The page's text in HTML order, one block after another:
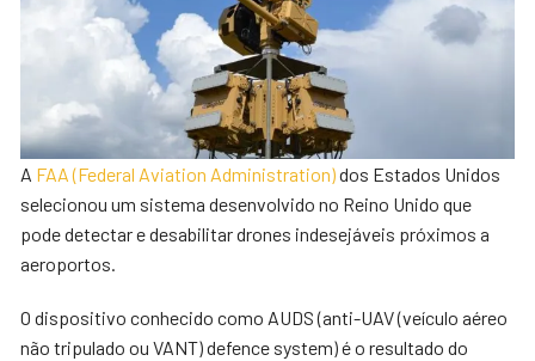
A FAA (Federal Aviation Administration)dos Estados Unidos
selecionou um sistema desenvolvido no Reino Unido que
pode detectar e desabilitar drones indesejáveis próximos a
aeroportos.
O dispositivo conhecido como AUDS (anti-UAV (veículo aéreo
não tripulado ou VANT) defence system) é o resultado do